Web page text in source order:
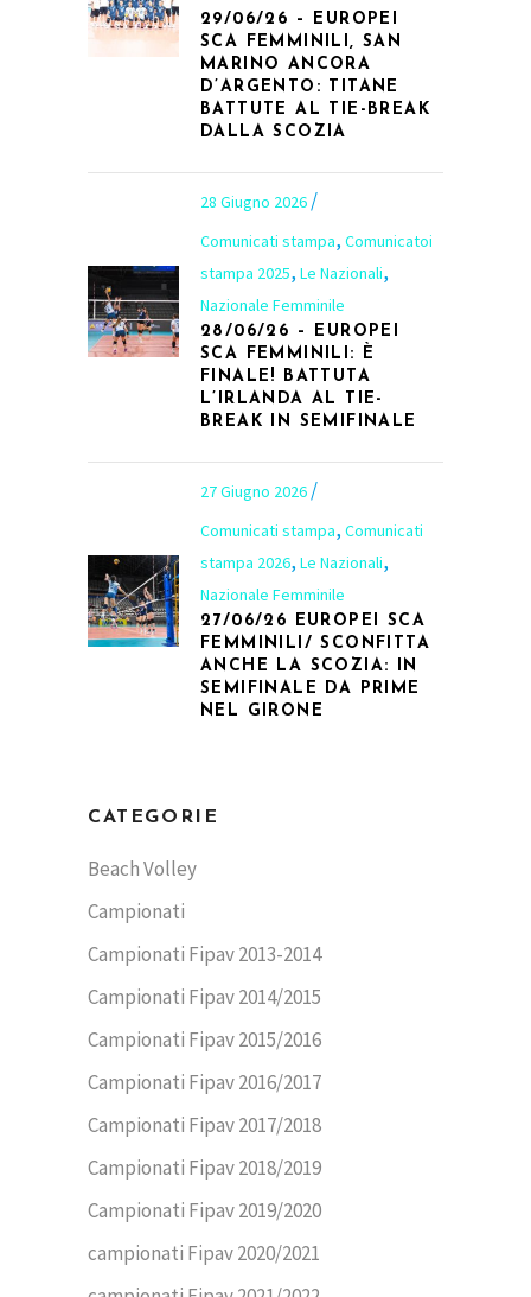
29/06/26 – EUROPEI
SCA FEMMINILI, SAN
MARINO ANCORA
D’ARGENTO: TITANE
BATTUTE AL TIE-BREAK
DALLA SCOZIA
28 Giugno 2026
Comunicati stampa, Comunicatoi
stampa 2025, Le Nazionali,
Nazionale Femminile
28/06/26 – EUROPEI
SCA FEMMINILI: È
FINALE! BATTUTA
L’IRLANDA AL TIE-
BREAK IN SEMIFINALE
27 Giugno 2026
Comunicati stampa, Comunicati
stampa 2026, Le Nazionali,
Nazionale Femminile
27/06/26 EUROPEI SCA
FEMMINILI/ SCONFITTA
ANCHE LA SCOZIA: IN
SEMIFINALE DA PRIME
NEL GIRONE
CATEGORIE
Beach Volley
Campionati
Campionati Fipav 2013-2014
Campionati Fipav 2014/2015
Campionati Fipav 2015/2016
Campionati Fipav 2016/2017
Campionati Fipav 2017/2018
Campionati Fipav 2018/2019
Campionati Fipav 2019/2020
campionati Fipav 2020/2021